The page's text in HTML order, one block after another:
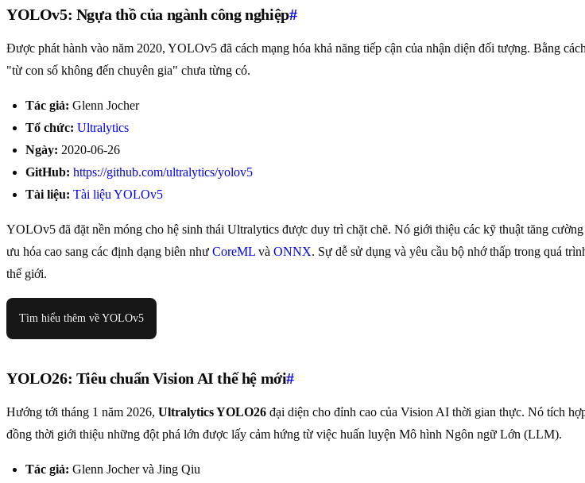
YOLOv5: Ngựa thồ của ngành công nghiệp#
Được phát hành vào năm 2020, YOLOv5 đã cách mạng hóa khả năng tiếp cận của nhận diện đối tượng. Bằng
"từ con số không đến chuyên gia" chưa từng có.
Tác giả: Glenn Jocher
Tổ chức: Ultralytics
Ngày: 2020-06-26
GitHub: https://github.com/ultralytics/yolov5
Tài liệu: Tài liệu YOLOv5
YOLOv5 đã đặt nền móng cho hệ sinh thái Ultralytics được duy trì chặt chẽ. Nó giới thiệu các kỹ thuật tăng
ưu hóa cao sang các định dạng biên như CoreML và ONNX. Sự dễ sử dụng và yêu cầu bộ nhớ thấp trong quá
thế giới.
Tìm hiểu thêm về YOLOv5
YOLO26: Tiêu chuẩn Vision AI thế hệ mới#
Hướng tới tháng 1 năm 2026, Ultralytics YOLO26 đại diện cho đỉnh cao của Vision AI thời gian thực. Nó tích
đồng thời giới thiệu những đột phá lớn được lấy cảm hứng từ việc huấn luyện Mô hình Ngôn ngữ Lớn (LLM).
Tác giả: Glenn Jocher và Jing Qiu